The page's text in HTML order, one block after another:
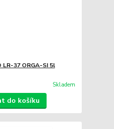
LR-37 ORGA-SI 5l
Skladem
do košíku